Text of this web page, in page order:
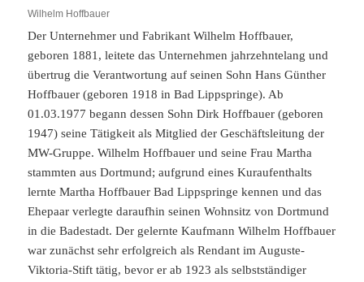
Wilhelm Hoffbauer
Der Unternehmer und Fabrikant Wilhelm Hoffbauer,
geboren 1881, leitete das Unternehmen jahrzehntelang und
übertrug die Verantwortung auf seinen Sohn Hans Günther
Hoffbauer (geboren 1918 in Bad Lippspringe). Ab
01.03.1977 begann dessen Sohn Dirk Hoffbauer (geboren
1947) seine Tätigkeit als Mitglied der Geschäftsleitung der
MW-Gruppe. Wilhelm Hoffbauer und seine Frau Martha
stammten aus Dortmund; aufgrund eines Kuraufenthalts
lernte Martha Hoffbauer Bad Lippspringe kennen und das
Ehepaar verlegte daraufhin seinen Wohnsitz von Dortmund
in die Badestadt. Der gelernte Kaufmann Wilhelm Hoffbauer
war zunächst sehr erfolgreich als Rendant im Auguste-
Viktoria-Stift tätig, bevor er ab 1923 als selbstständiger